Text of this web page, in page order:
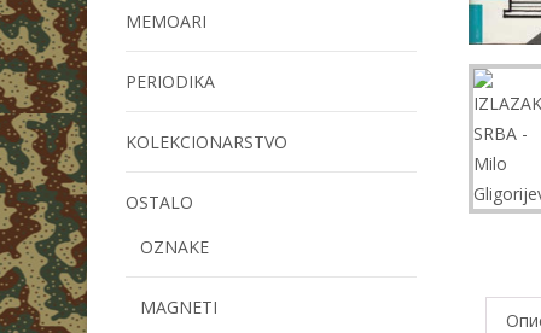
MEMOARI
PERIODIKA
KOLEKCIONARSTVO
OSTALO
OZNAKE
MAGNETI